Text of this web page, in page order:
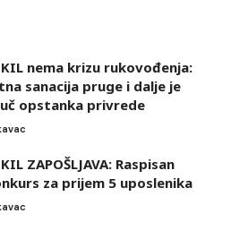
nema krizu rukovođenja:
sanacija pruge i dalje je
opstanka privrede
ZAPOŠLJAVA: Raspisan
za prijem 5 uposlenika